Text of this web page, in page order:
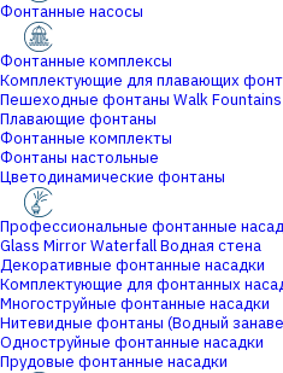
Фонтанные насосы
Фонтанные комплексы
Комплектующие для плавающих
Пешеходные фонтаны Walk Fountains
Плавающие фонтаны
Фонтанные комплекты
Фонтаны настольные
Цветодинамические фонтаны
Профессиональные фонтанные
Glass Mirror Waterfall Водная стена
Декоративные фонтанные насадки
Комплектующие для фонтанных
Многоструйные фонтанные насадки
Нитевидные фонтаны (Водный
Одноструйные фонтанные насадки
Прудовые фонтанные насадки